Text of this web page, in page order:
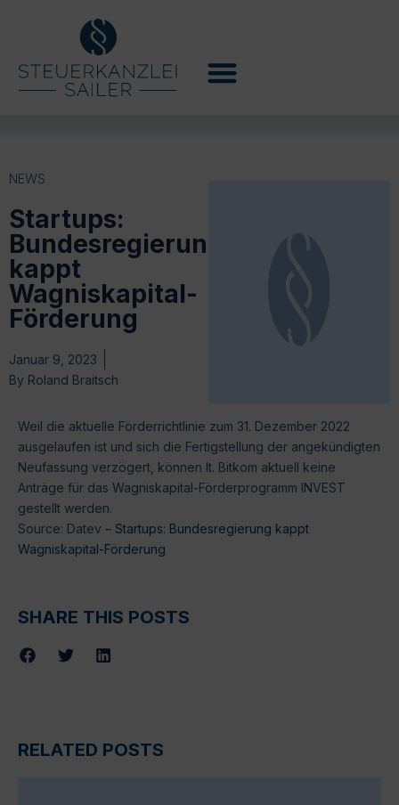
NEWS
Startups:
Bundesregierung
kappt
Wagniskapital-
Förderung
Januar 9, 2023
By Roland Braitsch
Weil die aktuelle Förderrichtlinie zum 31. Dezember 2022
ausgelaufen ist und sich die Fertigstellung der angekündigten
Neufassung verzögert, können lt. Bitkom aktuell keine
Anträge für das Wagniskapital-Förderprogramm INVEST
gestellt werden.
Source: Datev – Startups: Bundesregierung kappt
Wagniskapital-Förderung
SHARE THIS POSTS
RELATED POSTS